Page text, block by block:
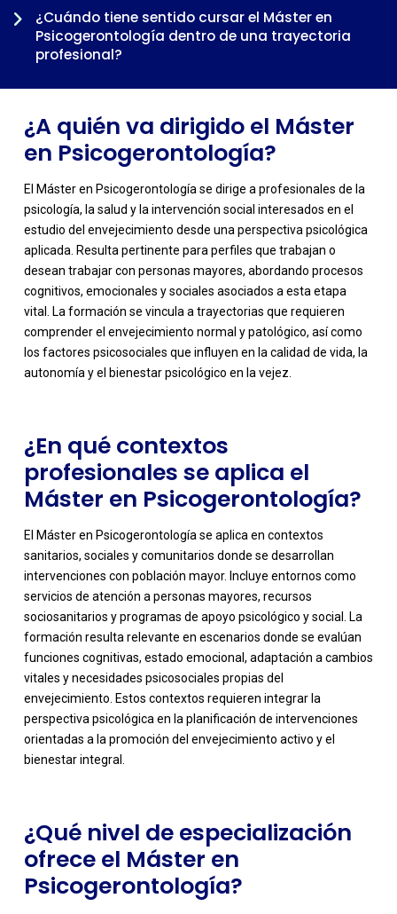
¿Cuándo tiene sentido cursar el Máster en
Psicogerontología dentro de una trayectoria
profesional?
¿A quién va dirigido el Máster
en Psicogerontología?
El Máster en Psicogerontología se dirige a profesionales de la
psicología, la salud y la intervención social interesados en el
estudio del envejecimiento desde una perspectiva psicológica
aplicada. Resulta pertinente para perfiles que trabajan o
desean trabajar con personas mayores, abordando procesos
cognitivos, emocionales y sociales asociados a esta etapa
vital. La formación se vincula a trayectorias que requieren
comprender el envejecimiento normal y patológico, así como
los factores psicosociales que influyen en la calidad de vida, la
autonomía y el bienestar psicológico en la vejez.
-
¿En qué contextos
profesionales se aplica el
Máster en Psicogerontología?
El Máster en Psicogerontología se aplica en contextos
sanitarios, sociales y comunitarios donde se desarrollan
intervenciones con población mayor. Incluye entornos como
servicios de atención a personas mayores, recursos
sociosanitarios y programas de apoyo psicológico y social. La
formación resulta relevante en escenarios donde se evalúan
funciones cognitivas, estado emocional, adaptación a cambios
vitales y necesidades psicosociales propias del
envejecimiento. Estos contextos requieren integrar la
perspectiva psicológica en la planificación de intervenciones
orientadas a la promoción del envejecimiento activo y el
bienestar integral.
-
¿Qué nivel de especialización
ofrece el Máster en
Psicogerontología?